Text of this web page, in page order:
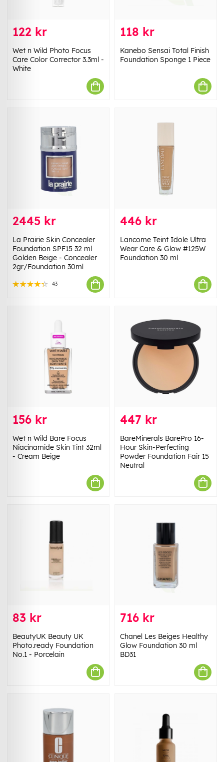
122 kr
Wet n Wild Photo Focus
Care Color Corrector 3.3ml -
White
118 kr
Kanebo Sensai Total Finish
Foundation Sponge 1 Piece
2445 kr
La Prairie Skin Concealer
Foundation SPF15 32 ml
Golden Beige - Concealer
2gr/Foundation 30ml
43
446 kr
Lancome Teint Idole Ultra
Wear Care & Glow #125W
Foundation 30 ml
156 kr
Wet n Wild Bare Focus
Niacinamide Skin Tint 32ml
- Cream Beige
447 kr
BareMinerals BarePro 16-
Hour Skin-Perfecting
Powder Foundation Fair 15
Neutral
83 kr
BeautyUK Beauty UK
Photo.ready Foundation
No.1 - Porcelain
716 kr
Chanel Les Beiges Healthy
Glow Foundation 30 ml
BD31